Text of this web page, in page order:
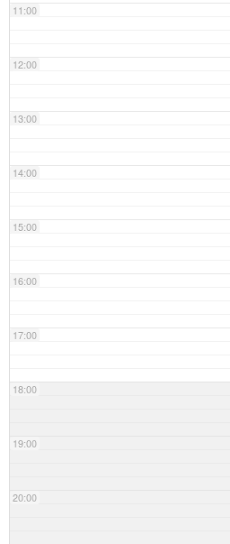
11:00
12:00
13:00
14:00
15:00
16:00
17:00
18:00
19:00
20:00